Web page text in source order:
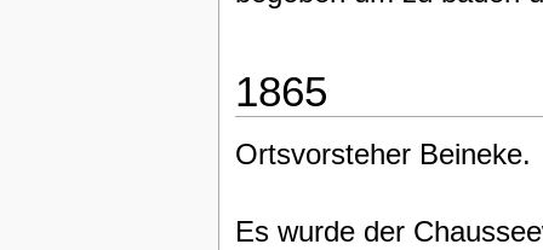
1865
Ortsvorsteher Beineke.
Es wurde der